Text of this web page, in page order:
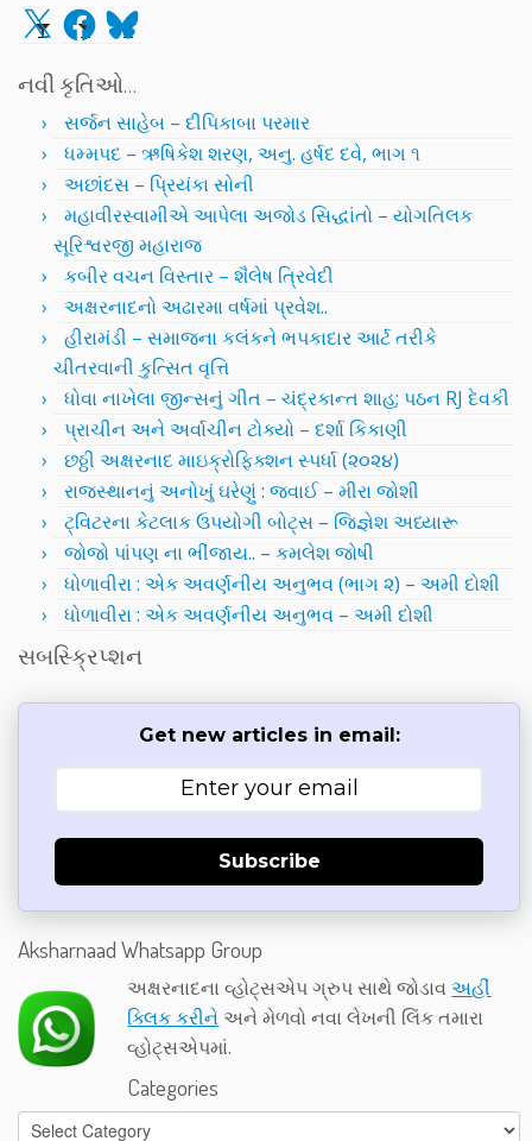
X Facebook
Bluesky
નવી કૃતિઓ…
સર્જન સાહેબ – દીપિકાબા પરમાર
ધમ્મપદ – ઋષિકેશ શરણ, અનુ. હર્ષદ દવે, ભાગ ૧
અછાંદસ – પ્રિયંકા સોની
મહાવીરસ્વામીએ આપેલા અજોડ સિદ્ધાંતો – યોગતિલક
સૂરિશ્વરજી મહારાજ
કબીર વચન વિસ્તાર – શૈલેષ ત્રિવેદી
અક્ષરનાદનો અઢારમા વર્ષમાં પ્રવેશ..
હીરામંડી – સમાજના કલંકને ભપકાદાર આર્ટ તરીકે
ચીતરવાની કુત્સિત વૃત્તિ
ધોવા નાખેલા જીન્સનું ગીત – ચંદ્રકાન્ત શાહ; પઠન RJ દેવકી
પ્રાચીન અને અર્વાચીન ટોક્યો – દર્શા કિકાણી
છઠ્ઠી અક્ષરનાદ માઇક્રોફિક્શન સ્પર્ધા (૨૦૨૪)
રાજસ્થાનનું અનોખું ઘરેણું : જવાઈ – મીરા જોશી
ટ્વિટરના કેટલાક ઉપયોગી બોટ્સ – જિજ્ઞેશ અધ્યારૂ
જોજો પાંપણ ના ભીંજાય.. – કમલેશ જોષી
ધોળાવીરા : એક અવર્ણનીય અનુભવ (ભાગ ૨) – અમી દોશી
ધોળાવીરા : એક અવર્ણનીય અનુભવ – અમી દોશી
સબસ્ક્રિપ્શન
Get new articles in email:
Subscribe
Aksharnaad Whatsapp Group
અક્ષરનાદના વ્હોટ્સએપ ગ્રુપ સાથે જોડાવઅહીં
ક્લિક કરીને અને મેળવો નવા લેખની લિંક તમારા
વ્હોટ્સએપમાં.
Categories
Categories